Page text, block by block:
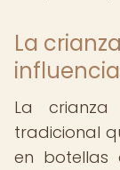
La
La
tradicional
en botellas